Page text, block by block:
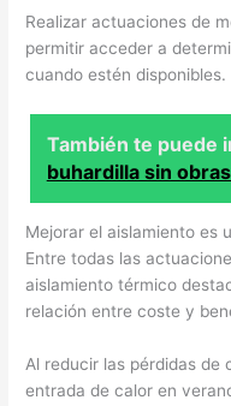
Realizar actuaciones de
permitir acceder a
cuando estén disponibles.
También te puede
buhardilla sin
Mejorar el aislamiento es
Entre todas las
aislamiento térmico
relación entre coste y
Al reducir las pérdidas de
entrada de calor en